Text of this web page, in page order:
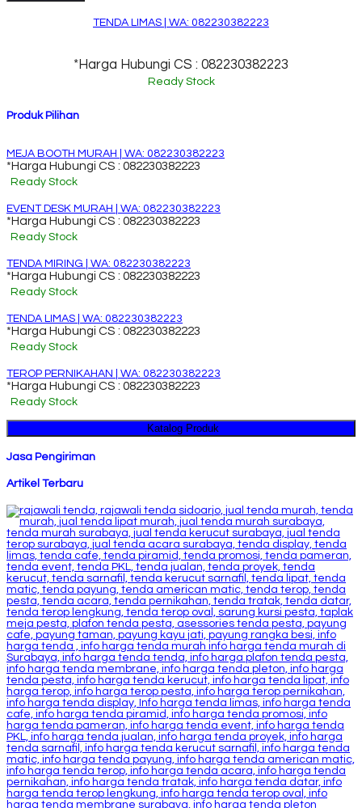
TENDA LIMAS | WA: 082230382223
*Harga Hubungi CS : 082230382223
Ready Stock
Produk Pilihan
MEJA BOOTH MURAH | WA: 082230382223
*Harga Hubungi CS : 082230382223
Ready Stock
EVENT DESK MURAH | WA: 082230382223
*Harga Hubungi CS : 082230382223
Ready Stock
TENDA MIRING | WA: 082230382223
*Harga Hubungi CS : 082230382223
Ready Stock
TENDA LIMAS | WA: 082230382223
*Harga Hubungi CS : 082230382223
Ready Stock
TEROP PERNIKAHAN | WA: 082230382223
*Harga Hubungi CS : 082230382223
Ready Stock
Katalog Produk
Jasa Pengiriman
Artikel Terbaru